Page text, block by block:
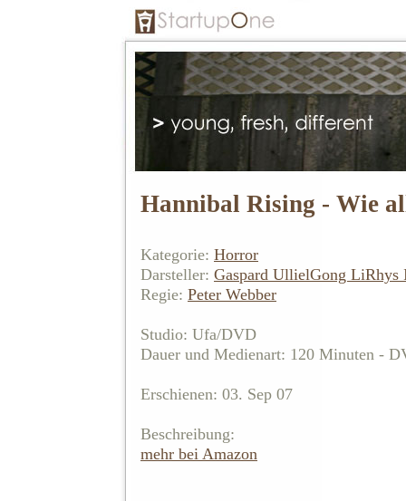
Hannibal Rising - Wie
Kategorie: Horror
Darsteller: Gaspard UllielGong LiRhys
Regie: Peter Webber
Studio: Ufa/DVD
Dauer und Medienart: 120 Minuten -
Erschienen: 03. Sep 07
Beschreibung:
mehr bei Amazon